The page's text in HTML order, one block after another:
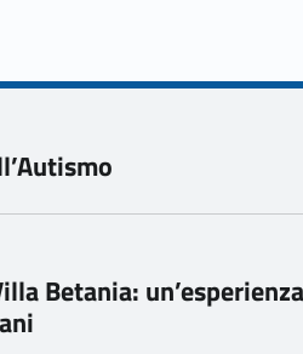
Betania: